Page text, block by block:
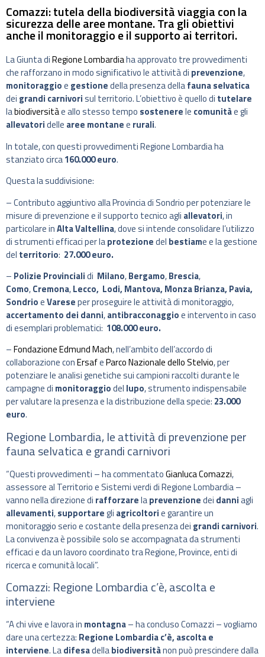
Comazzi: tutela della biodiversità viaggia con la
sicurezza delle aree montane. Tra gli obiettivi
anche il monitoraggio e il supporto ai territori.
La Giunta diRegione Lombardiaha approvato tre provvedimenti
che rafforzano in modo significativo le attività di prevenzione,
monitoraggioe gestionedella presenza dellafauna selvatica
dei grandi carnivorisul territorio. L’obiettivo è quello di tutelare
labiodiversitàe allo stesso tempo sostenerele comunitàe gli
allevatoridelle aree montanee rurali.
In totale, con questi provvedimenti Regione Lombardia ha
stanziato circa160.000 euro.
Questa la suddivisione:
– Contributo aggiuntivo alla Provincia di Sondrio per potenziare le
misure di prevenzione e il supporto tecnico agli allevatori, in
particolare inAlta Valtellina, dove si intende consolidare l’utilizzo
di strumenti efficaci per laprotezionedel bestiame e la gestione
del territorio: 27.000 euro.
– Polizie Provincialidi Milano,Bergamo,Brescia,
Como,Cremona,Lecco, Lodi, Mantova, Monza Brianza, Pavia,
SondrioeVareseper proseguire le attività di monitoraggio,
accertamento dei danni,antibracconaggioe intervento in caso
di esemplari problematici: 108.000 euro.
–Fondazione Edmund Mach, nell’ambito dell’accordo di
collaborazione conErsafeParco Nazionale dello Stelvio, per
potenziare le analisi genetiche sui campioni raccolti durante le
campagne di monitoraggiodel lupo, strumento indispensabile
per valutare la presenza e la distribuzione della specie: 23.000
euro.
Regione Lombardia, le attività di prevenzione per
fauna selvatica e grandi carnivori
“Questi provvedimenti – ha commentatoGianluca Comazzi,
assessore al Territorio e Sistemi verdi di Regione Lombardia –
vanno nella direzione di rafforzarelaprevenzionedei danniagli
allevamenti,supportaregli agricoltorie garantire un
monitoraggio serio e costante della presenza dei grandi carnivori.
La convivenza è possibile solo se accompagnata da strumenti
efficaci e da un lavoro coordinato tra Regione, Province, enti di
ricerca e comunità locali”.
Comazzi: Regione Lombardia c’è, ascolta e
interviene
“A chi vive e lavora in montagna– ha concluso Comazzi – vogliamo
dare una certezza: Regione Lombardia c’è, ascolta e
interviene. Ladifesadellabiodiversitànon può prescindere dalla